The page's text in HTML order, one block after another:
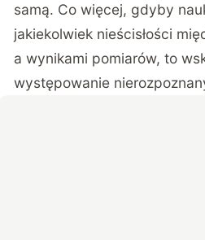
samą. Co więcej, gdyby
jakiekolwiek nieścisłości
a wynikami pomiarów, to
występowanie